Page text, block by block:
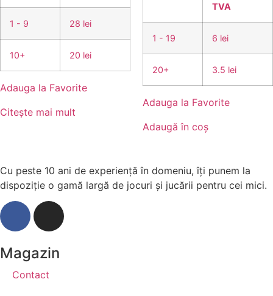
1 - 9 28 lei
10+ 20 lei
Adauga la Favorite
Citește mai mult
TVA
1 - 19 6 lei
20+ 3.5 lei
Adauga la Favorite
Adaugă în coș
Cu peste 10 ani de experiență în domeniu, îți punem la
dispoziție o gamă largă de jocuri și jucării pentru cei mici.
Magazin
Contact